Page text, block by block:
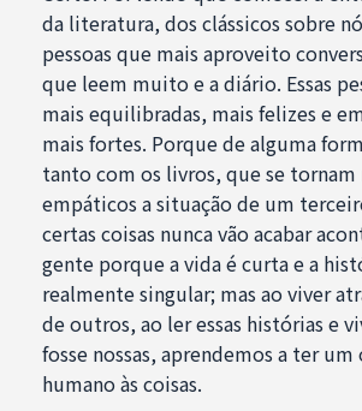
da literatura, dos clássicos sobre
pessoas que mais aproveito
que leem muito e a diário. Essas
mais equilibradas, mais felizes e
mais fortes. Porque de alguma
tanto com os livros, que se tornam
empáticos a situação de um
certas coisas nunca vão acabar
gente porque a vida é curta e a
realmente singular; mas ao viver
de outros, ao ler essas histórias e
fosse nossas, aprendemos a ter um
humano às coisas.